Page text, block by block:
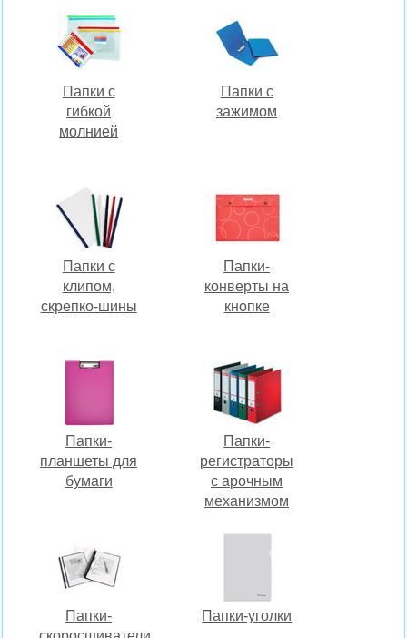
Папки с
гибкой
молнией
Папки с
зажимом
Папки с
клипом,
скрепко-шины
Папки-
конверты на
кнопке
Папки-
планшеты для
бумаги
Папки-
регистраторы
c арочным
механизмом
Папки-
Папки-уголки